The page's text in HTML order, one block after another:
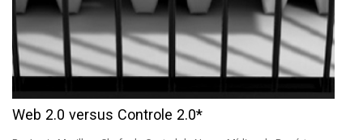
Web 2.0 versus Controle 2.0*